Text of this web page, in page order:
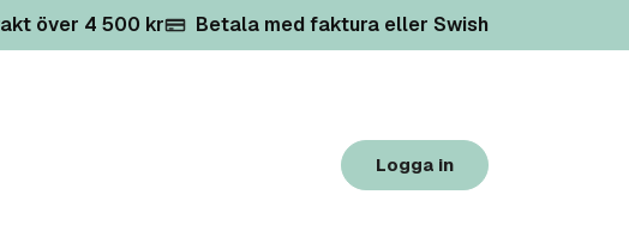
över 4 500 kr Betala med faktura eller Swish
Logga in